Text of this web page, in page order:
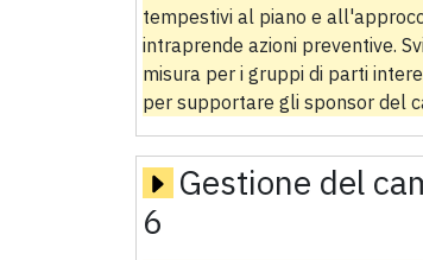
tempestivi al piano e
intraprende azioni preventive.
misura per i gruppi di parti
per supportare gli sponsor del
Gestione del
6